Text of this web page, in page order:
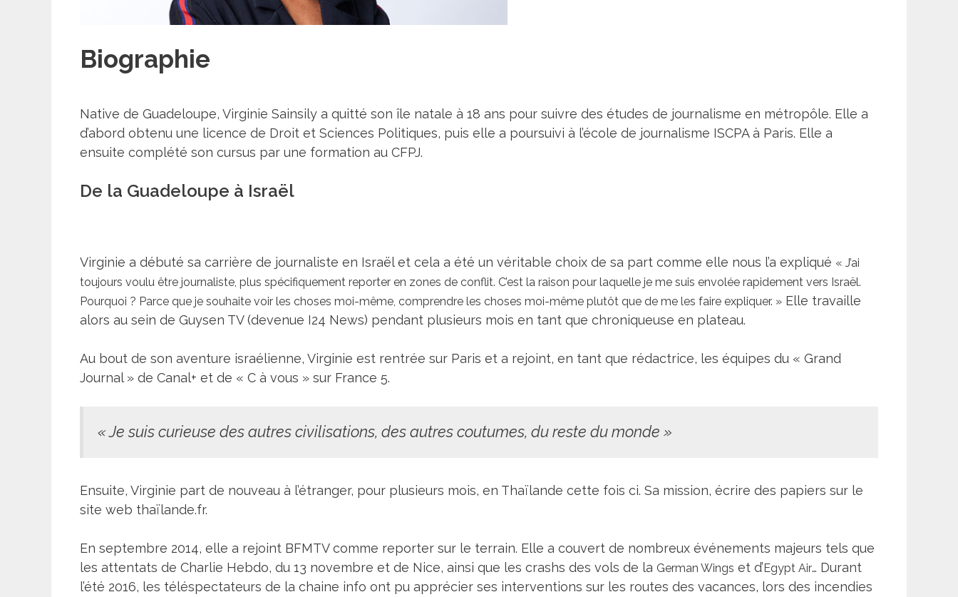
Biographie
Native de Guadeloupe, Virginie Sainsily a quitté son île natale à 18 ans pour suivre des études de journalisme en métropôle. Elle a
d’abord obtenu une licence de Droit et Sciences Politiques, puis elle a poursuivi à l’école de journalisme ISCPA à Paris. Elle a
ensuite complété son cursus par une formation au CFPJ.
De la Guadeloupe à Israël
Virginie a débuté sa carrière de journaliste en Israël et cela a été un véritable choix de sa part comme elle nous l’a expliqué « J’ai
toujours voulu être journaliste, plus spécifiquement reporter en zones de conflit. C’est la raison pour laquelle je me suis envolée rapidement vers Israël.
Pourquoi ? Parce que je souhaite voir les choses moi-même, comprendre les choses moi-même plutôt que de me les faire expliquer. » Elle travaille
alors au sein de Guysen TV (devenue I24 News) pendant plusieurs mois en tant que chroniqueuse en plateau.
Au bout de son aventure israélienne, Virginie est rentrée sur Paris et a rejoint, en tant que rédactrice, les équipes du « Grand
Journal » de Canal+ et de « C à vous » sur France 5.
« Je suis curieuse des autres civilisations, des autres coutumes, du reste du monde »
Ensuite, Virginie part de nouveau à l’étranger, pour plusieurs mois, en Thaïlande cette fois ci. Sa mission, écrire des papiers sur le
site web thaïlande.fr.
En septembre 2014, elle a rejoint BFMTV comme reporter sur le terrain. Elle a couvert de nombreux événements majeurs tels que
les attentats de Charlie Hebdo, du 13 novembre et de Nice, ainsi que les crashs des vols de la German Wings et d’Egypt Air… Durant
l’été 2016, les téléspectateurs de la chaine info ont pu apprécier ses interventions sur les routes des vacances, lors des incendies